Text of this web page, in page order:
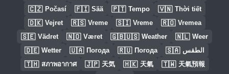
🇨🇿 Počasí 🇫🇮 Sää 🇵🇹 Tempo 🇻🇳 Thời tiết
🇩🇰 Vejret 🇷🇸 Vreme 🇸🇮 Vreme 🇷🇴 Vremea
🇸🇪 Vädret 🇳🇴 Været 🇬🇧🇺🇸 Weather 🇳🇱 Weer
🇩🇪 Wetter 🇺🇦 Погода 🇷🇺 Погода 🇸🇦 الطقس
🇹🇭 สภาพอากาศ 🇯🇵 天気 🇭🇰 天氣 🇹🇼 天氣預報